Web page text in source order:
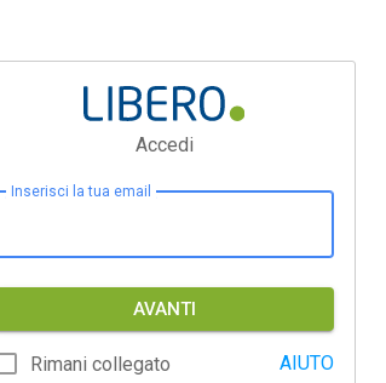
Accedi
Inserisci la tua email
AVANTI
Rimani collegato AIUTO